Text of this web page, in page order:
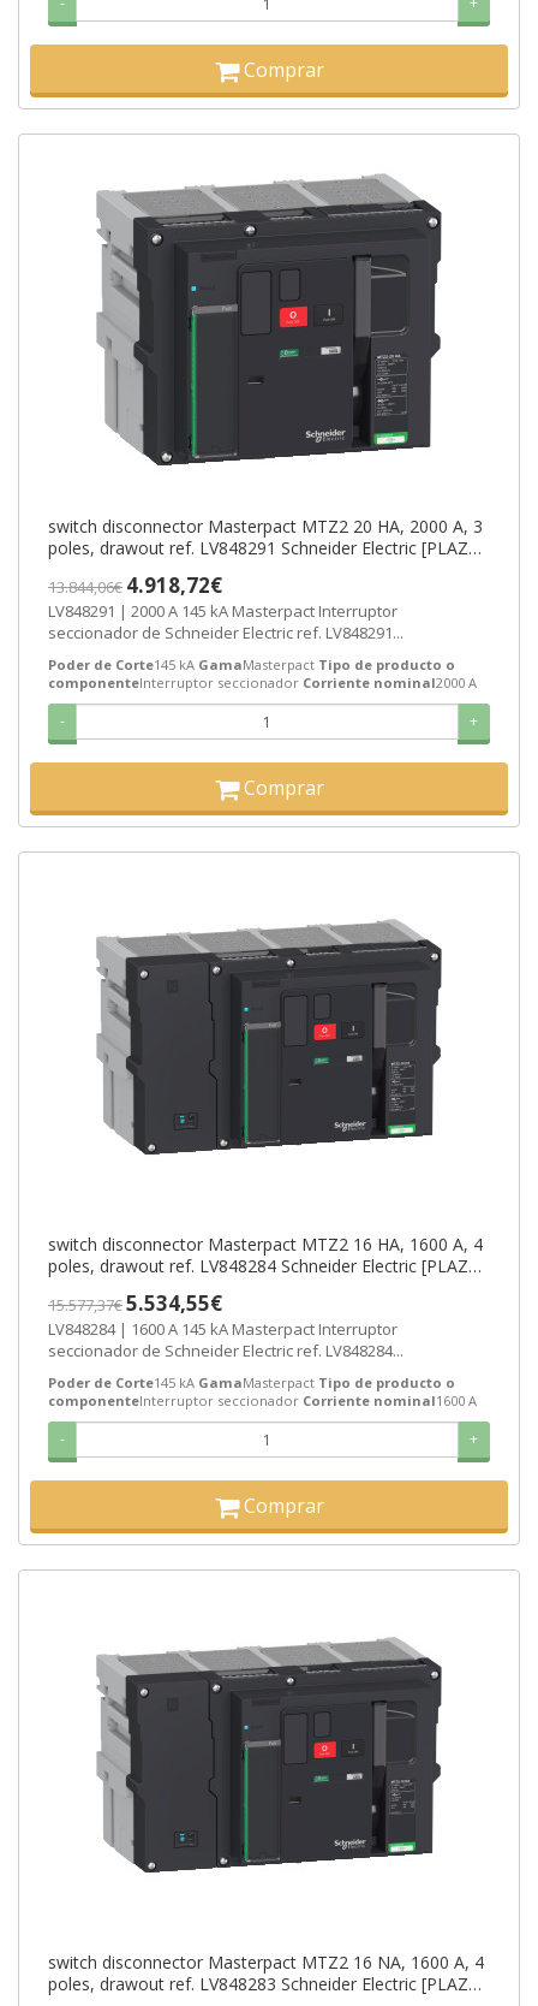
Comprar
switch disconnector Masterpact MTZ2 20 HA, 2000 A, 3
poles, drawout ref. LV848291 Schneider Electric [PLAZO
13.844,06€ 4.918,72€
LV848291 | 2000 A 145 kA Masterpact Interruptor
seccionador de Schneider Electric ref. LV848291...
Poder de Corte145 kA GamaMasterpact Tipo de producto o
componenteInterruptor seccionador Corriente nominal2000 A
- +
Comprar
switch disconnector Masterpact MTZ2 16 HA, 1600 A, 4
poles, drawout ref. LV848284 Schneider Electric [PLAZO
15.577,37€5.534,55€
LV848284 | 1600 A 145 kA Masterpact Interruptor
seccionador de Schneider Electric ref. LV848284...
Poder de Corte145 kA GamaMasterpact Tipo de producto o
componenteInterruptor seccionador Corriente nominal1600 A
- +
Comprar
switch disconnector Masterpact MTZ2 16 NA, 1600 A, 4
poles, drawout ref. LV848283 Schneider Electric [PLAZO